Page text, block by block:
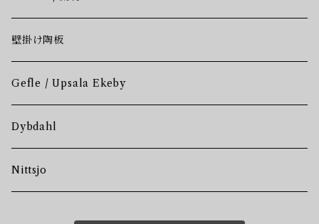
壁掛け陶板
Gefle / Upsala Ekeby
Dybdahl
Nittsjo